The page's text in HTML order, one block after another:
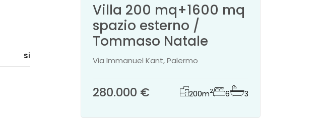
si
Villa 200 mq+1600 mq
spazio esterno /
Tommaso Natale
Via Immanuel Kant, Palermo
280.000 € 200m2 6 3